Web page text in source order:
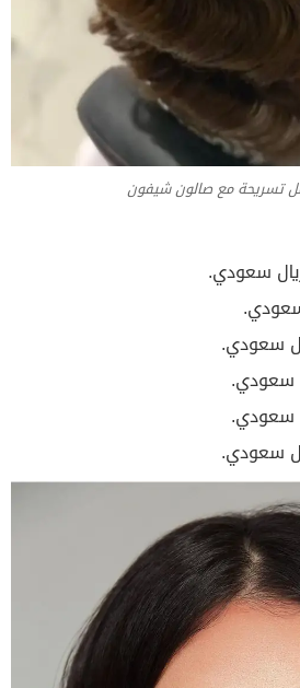
تسريحة مع صالون شيفون